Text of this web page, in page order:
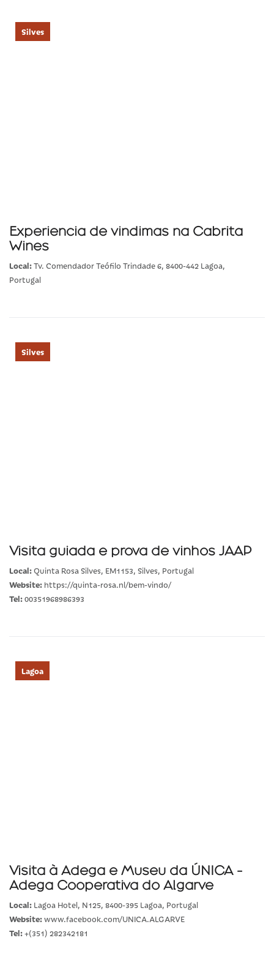
Silves
Experiencia de vindimas na Cabrita
Wines
Local:Tv. Comendador Teófilo Trindade 6, 8400-442 Lagoa,
Portugal
Silves
Visita guiada e prova de vinhos JAAP
Local:Quinta Rosa Silves, EM1153, Silves, Portugal
Website: https://quinta-rosa.nl/bem-vindo/
Tel:00351968986393
Lagoa
Visita à Adega e Museu da ÚNICA -
Adega Cooperativa do Algarve
Local: Lagoa Hotel, N125, 8400-395 Lagoa, Portugal
Website:www.facebook.com/UNICA.ALGARVE
Tel:+(351) 282342181